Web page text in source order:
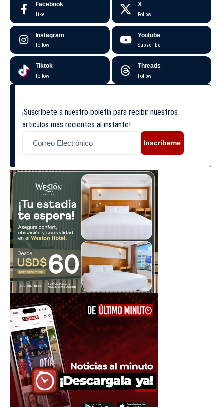
Facebook
Like
X
Follow
Instagram
Follow
Youtube
Subscribe
Tiktok
Follow
Threads
Follow
¡Suscríbete a nuestro boletín para recibir nuestros
artículos más recientes al instante!
Inscríbeme